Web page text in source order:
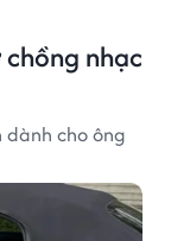
nhạc
cho ông